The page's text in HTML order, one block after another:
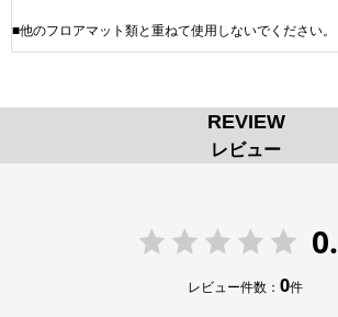
■他のフロアマット類と重ねて使用しないでください。
REVIEW
レビュー
レビュー件数：0件